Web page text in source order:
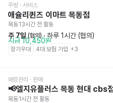
주방 · 서비스
애슐리퀸즈 이마트 목동점
목동13시간 전 활동
주 7일 (협의) · 하루 1시간 (협의)
시급 10,450원
장기우대 4대 보험 가입 +3
매장관리 · 판매
📢엘지유플러스 목동 현대 cbs
목동1시간 전 활동